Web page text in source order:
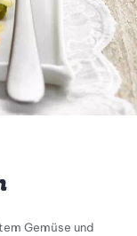
Gemüse und